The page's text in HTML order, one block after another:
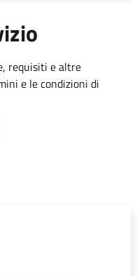
requisiti e altre
e le condizioni di